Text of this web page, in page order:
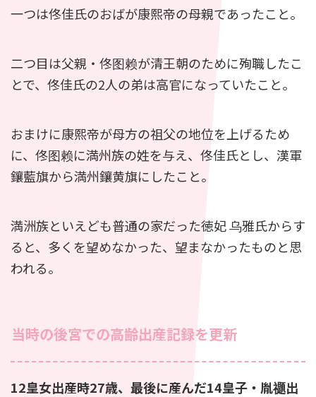
一つは佟佳氏のおばが康熙帝の母親であったこと。
二つ目は父親・佟图赖が清王朝のために殉職したこ
とで、佟佳氏の2人の弟は高官になっていたこと。
おまけに康熙帝が母方の祖父の地位を上げるため
に、佟图赖に満州族の姓を与え、佟佳氏とし、漢軍
鑲藍旗から満州鑲黄旗にしたこと。
満洲族といえども普通の家だった徳妃乌雅氏からす
ると、多くを望めなかった、望まなかったものと思
われる。
当時の後宮での高齢出産記録を更新
12皇女出産時27歳、最後に産んだ14皇子・胤禵出